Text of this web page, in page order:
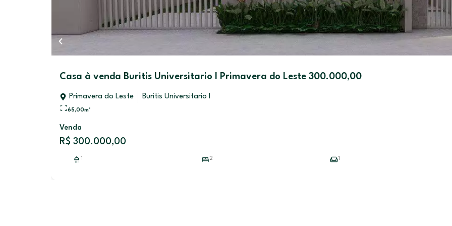
Casa à venda Buritis Universitario I Primavera do Leste 300.000,00
Primavera do Leste Buritis Universitario I
65,00m²
Venda
R$ 300.000,00
1 2 1